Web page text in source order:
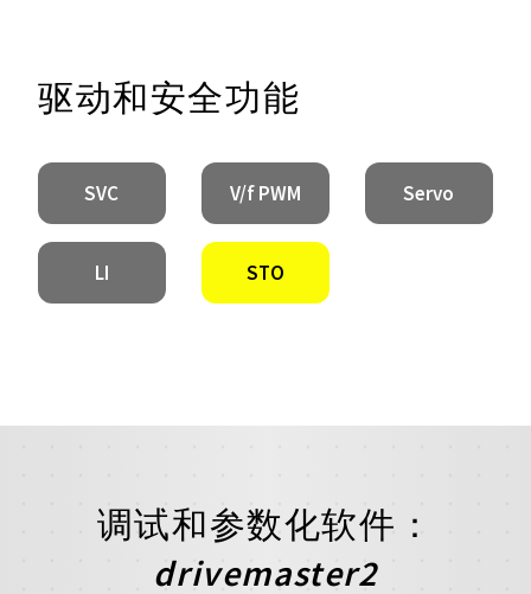
驱动和安全功能
SVC V/f PWM Servo
LI STO
调试和参数化软件：
drivemaster2